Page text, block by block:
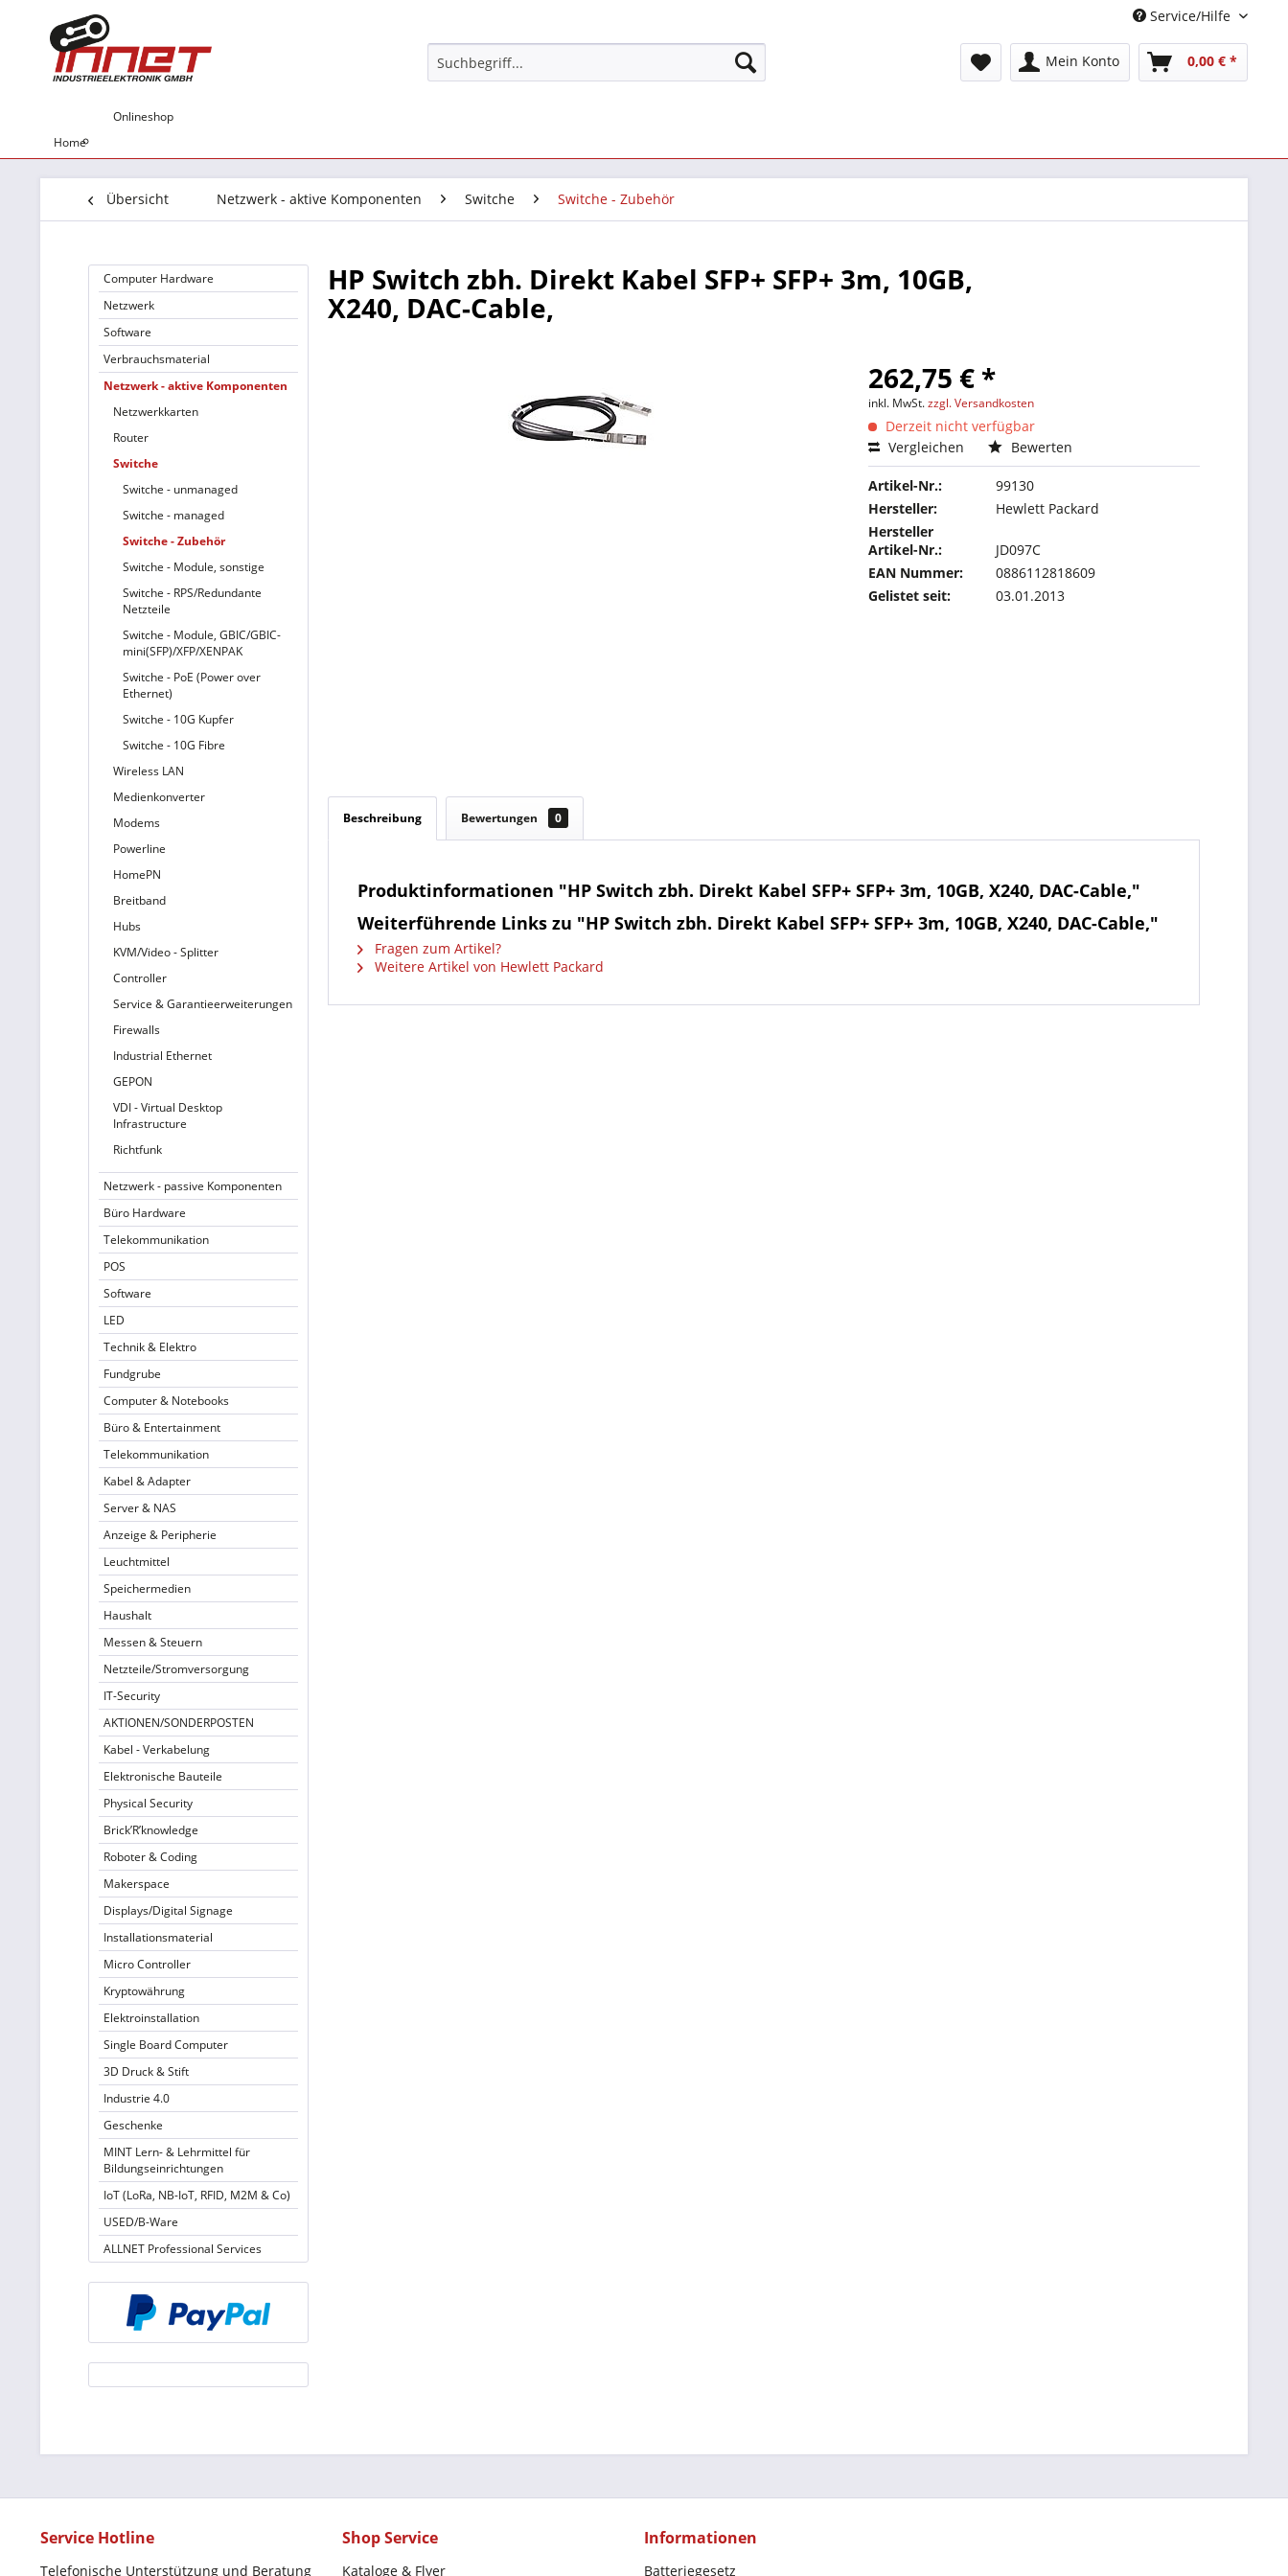
Service/Hilfe
Mein Konto 0,00 € *
Home
Onlineshop
Übersicht Netzwerk - aktive Komponenten Switche Switche - Zubehör
Computer Hardware
Netzwerk
Software
Verbrauchsmaterial
Netzwerk - aktive Komponenten
Netzwerkkarten
Router
Switche
Switche - unmanaged
Switche - managed
Switche - Zubehör
Switche - Module, sonstige
Switche - RPS/Redundante
Netzteile
Switche - Module, GBIC/GBIC-
mini(SFP)/XFP/XENPAK
Switche - PoE (Power over
Ethernet)
Switche - 10G Kupfer
Switche - 10G Fibre
Wireless LAN
Medienkonverter
Modems
Powerline
HomePN
Breitband
Hubs
KVM/Video - Splitter
Controller
Service & Garantieerweiterungen
Firewalls
Industrial Ethernet
GEPON
VDI - Virtual Desktop
Infrastructure
Richtfunk
Netzwerk - passive Komponenten
Büro Hardware
Telekommunikation
POS
Software
LED
Technik & Elektro
Fundgrube
Computer & Notebooks
Büro & Entertainment
Telekommunikation
Kabel & Adapter
Server & NAS
Anzeige & Peripherie
Leuchtmittel
Speichermedien
Haushalt
Messen & Steuern
Netzteile/Stromversorgung
IT-Security
AKTIONEN/SONDERPOSTEN
Kabel - Verkabelung
Elektronische Bauteile
Physical Security
Brick’R’knowledge
Roboter & Coding
Makerspace
Displays/Digital Signage
Installationsmaterial
Micro Controller
Kryptowährung
Elektroinstallation
Single Board Computer
3D Druck & Stift
Industrie 4.0
Geschenke
MINT Lern- & Lehrmittel für
Bildungseinrichtungen
IoT (LoRa, NB-IoT, RFID, M2M & Co)
USED/B-Ware
ALLNET Professional Services
HP Switch zbh. Direkt Kabel SFP+ SFP+ 3m, 10GB,
X240, DAC-Cable,
262,75 € *
inkl. MwSt.zzgl. Versandkosten
Derzeit nicht verfügbar
Vergleichen
Bewerten
Artikel-Nr.:
99130
Hersteller:
Hewlett Packard
Hersteller
Artikel-Nr.:
JD097C
EAN Nummer:
0886112818609
Gelistet seit:
03.01.2013
Beschreibung Bewertungen 0
Produktinformationen "HP Switch zbh. Direkt Kabel SFP+ SFP+ 3m, 10GB, X240, DAC-Cable,"
Weiterführende Links zu "HP Switch zbh. Direkt Kabel SFP+ SFP+ 3m, 10GB, X240, DAC-Cable,"
Fragen zum Artikel?
Weitere Artikel von Hewlett Packard
Service Hotline
Telefonische Unterstützung und Beratung
Shop Service
Kataloge & Flyer
Informationen
Batteriegesetz